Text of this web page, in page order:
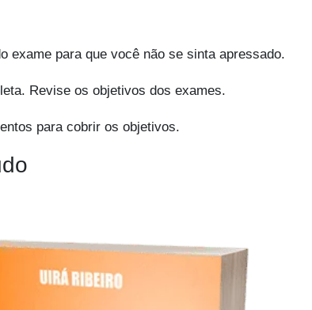
exame para que você não se sinta apressado.
Revise os objetivos dos exames.
para cobrir os objetivos.